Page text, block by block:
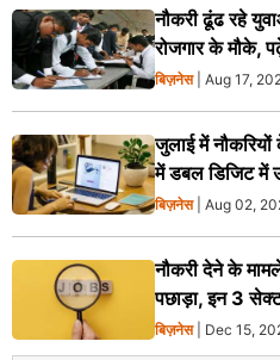
नौकरी ढूंढ रहे
रोजगार के मौके, पढ़ें
बिज़नेस| Aug 17,
जुलाई में
में डबल डिजिट में
बिज़नेस| Aug 02,
नौकरी देने के
पछाड़ा, इन 3
बिज़नेस| Dec 15,